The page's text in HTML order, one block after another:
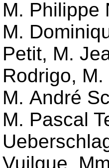
M. Philippe
M.
Petit, M.
Rodrigo,
M. André
M. Pascal
Vuilque